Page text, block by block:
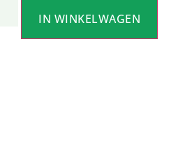
IN WINKELWAGEN